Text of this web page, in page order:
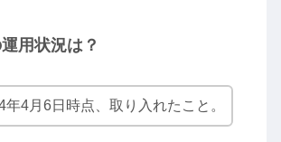
用状況は？
年4月6日時点、取り入れたこと。